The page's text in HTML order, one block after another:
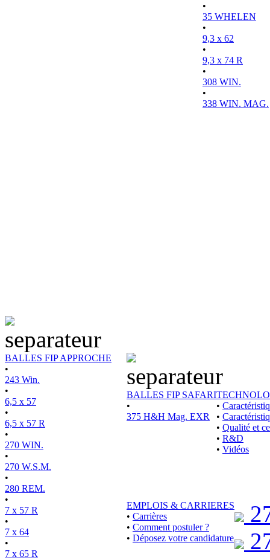
•
35 WHELEN
•
9,3 x 62
•
9,3 x 74 R
•
308 WIN.
•
338 WIN. MAG.
BALLES FIP APPROCHE
•
243 Win.
•
6,5 x 57
•
6,5 x 57 R
•
270 WIN.
•
270 W.S.M.
•
280 REM.
•
7 x 57 R
•
7 x 64
•
7 x 65 R
BALLES FIP SAFARI
•
375 H&H Mag. EXR
•
•
• Qualité et
• R&D
• Vidéos
EMPLOIS & CARRIERES
• Carrières
• Comment postuler ?
• Déposez votre candidature